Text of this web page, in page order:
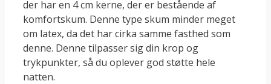
der har en 4 cm kerne, der er bestående af
komfortskum. Denne type skum minder meget
om latex, da det har cirka samme fasthed som
denne. Denne tilpasser sig din krop og
trykpunkter, så du oplever god støtte hele
natten.